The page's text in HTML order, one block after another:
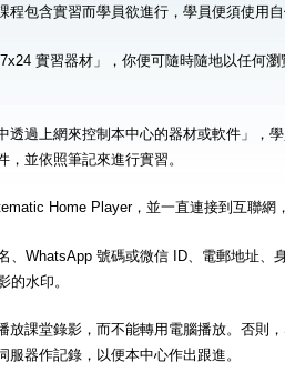
程包含實習而學員欲進行，學員便須使用自
實習器材」，你便可隨時隨地以任何
透過上網來控制本中心的器材或軟件」，
，並依照筆記來進行實習。
Home Player，並一直連接到互聯網
、WhatsApp 號碼或微信 ID、電郵地址、
的水印。
放課堂錄影，而不能轉用電腦播放。否則
服器作記錄，以便本中心作出跟進。